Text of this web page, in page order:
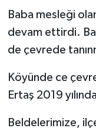
Baba mesleği olan
devam ettirdi.
de çevrede
Köyünde ce
Ertaş 2019
Beldelerimize,